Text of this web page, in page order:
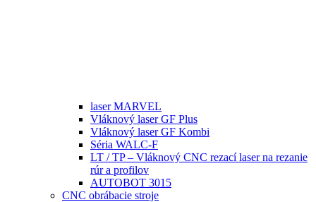
laser MARVEL
Vláknový laser GF Plus
Vláknový laser GF Kombi
Séria WALC-F
LT / TP – Vláknový CNC rezací laser na rezanie
rúr a profilov
AUTOBOT 3015
CNC obrábacie stroje